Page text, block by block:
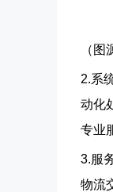
（图
2.系
动化
专业
3.服
物流